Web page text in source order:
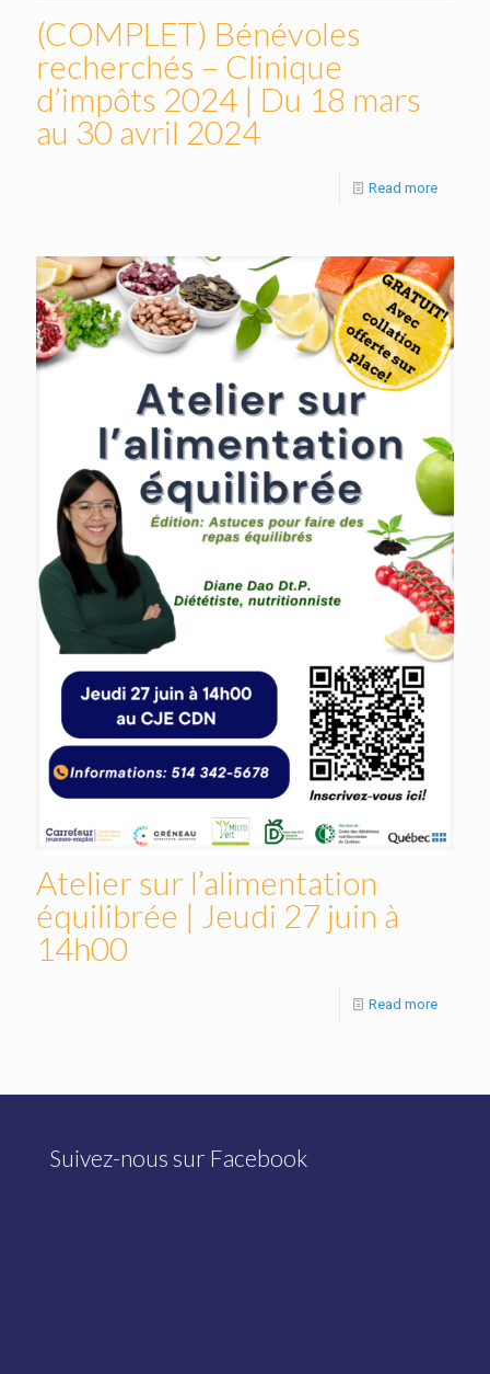
(COMPLET) Bénévoles
recherchés – Clinique
d’impôts 2024 | Du 18 mars
au 30 avril 2024
Read more
Atelier sur l’alimentation
équilibrée | Jeudi 27 juin à
14h00
Read more
Suivez-nous sur Facebook